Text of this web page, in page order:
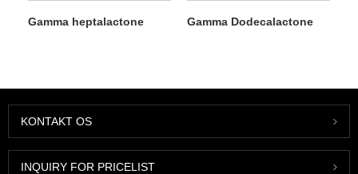
Gamma heptalactone Gamma Dodecalactone
KONTAKT OS
INQUIRY FOR PRICELIST